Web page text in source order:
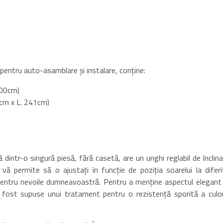
auto-asamblare și instalare, conține:
x L. 241cm)
o singură piesă, fără casetă, are un unghi reglabil de
permite să o ajustați în funcție de poziția soarelui la
nevoile dumneavoastră. Pentru a menține aspectul elegant
supuse unui tratament pentru o rezistență sporită a